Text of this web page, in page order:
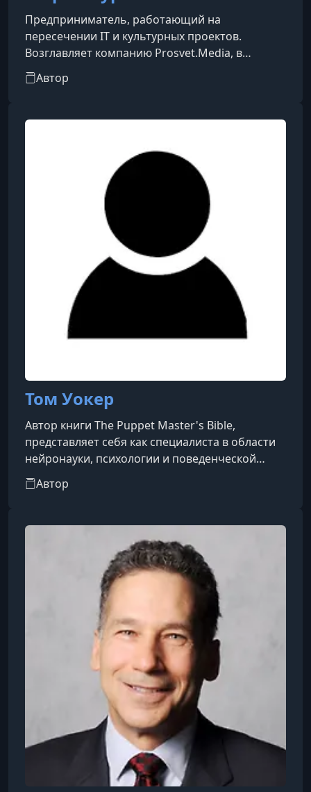
Предприниматель, работающий на
пересечении IT и культурных проектов.
Возглавляет компанию Prosvet.Media, в
которую входят несколько направлений:
платформа «Издание книг.ком», предлагающая
портал literatura.today; образовательная
Prosvet.AGNC, специализирующееся на IT-
Автор
Том Уокер
Автор книги The Puppet Master's Bible,
представляет себя как специалиста в области
нейронауки, психологии и поведенческой
манипуляции. Он утверждает, что разработал
новую структуру влияния, основанную на
областях.Однако стоит отметить, что в
интернете появились сомнения относительно
реального существования Тома Уокера.
Некоторые пользователи Reddit утверждают,
что имя "Tom Walker" может быть вымышлен
Автор